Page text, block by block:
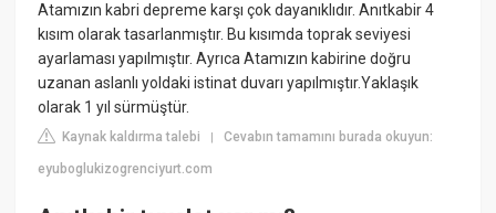
Atamızın kabri depreme karşı çok dayanıklıdır. Anıtkabir 4
kısım olarak tasarlanmıştır. Bu kısımda toprak seviyesi
ayarlaması yapılmıştır. Ayrıca Atamızın kabirine doğru
uzanan aslanlı yoldaki istinat duvarı yapılmıştır.Yaklaşık
olarak 1 yıl sürmüştür.
Kaynak kaldırma talebi |Cevabın tamamını burada okuyun:
eyuboglukizogrenciyurt.com